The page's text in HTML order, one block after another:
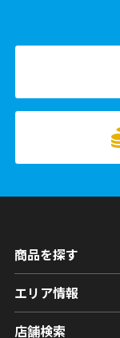
商品を探す
エリア情報
店舗検索